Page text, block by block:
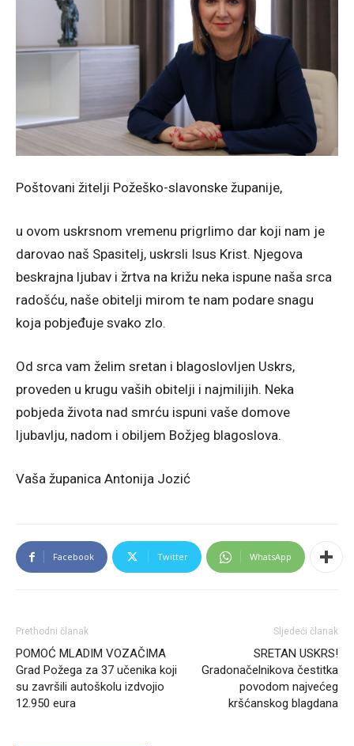
Poštovani žitelji Požeško-slavonske županije,
u ovom uskrsnom vremenu prigrlimo dar koji nam je
darovao naš Spasitelj, uskrsli Isus Krist. Njegova
beskrajna ljubav i žrtva na križu neka ispune naša srca
radošću, naše obitelji mirom te nam podare snagu
koja pobjeđuje svako zlo.
Od srca vam želim sretan i blagoslovljen Uskrs,
proveden u krugu vaših obitelji i najmilijih. Neka
pobjeda života nad smrću ispuni vaše domove
ljubavlju, nadom i obiljem Božjeg blagoslova.
Vaša županica Antonija Jozić
Facebook Twitter WhatsApp
Prethodni članak
POMOĆ MLADIM VOZAČIMA
Grad Požega za 37 učenika koji
su završili autoškolu izdvojio
12.950 eura
Sljedeći članak
SRETAN USKRS!
Gradonačelnikova čestitka
povodom najvećeg
kršćanskog blagdana